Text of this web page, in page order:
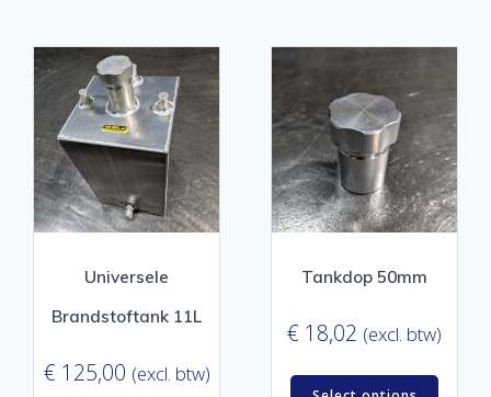
Universele
Brandstoftank 11L
€ 125,00 (excl. btw)
Tankdop 50mm
€ 18,02 (excl. btw)